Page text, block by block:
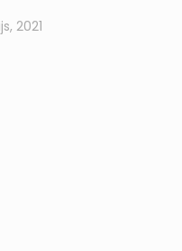
2021